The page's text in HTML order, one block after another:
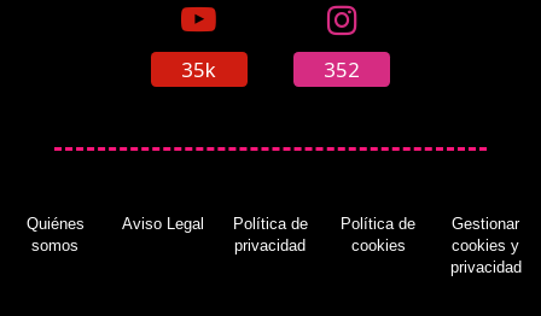
35k 352
Quiénes
somos
Aviso Legal
Política de
privacidad
Política de
cookies
Gestionar
cookies y
privacidad